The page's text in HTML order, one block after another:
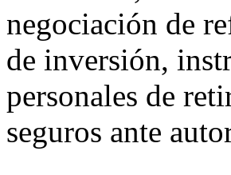
negociación de
de inversión,
personales de
seguros ante